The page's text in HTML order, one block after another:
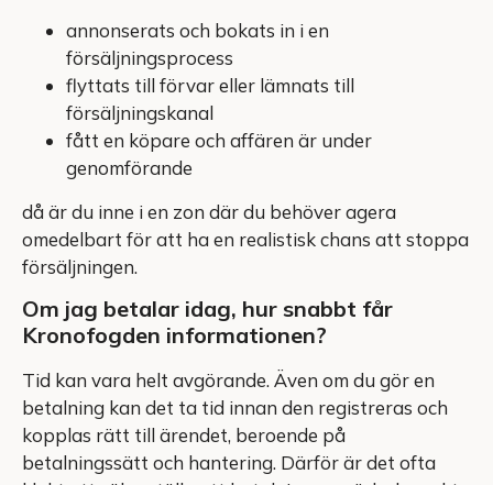
annonserats och bokats in i en
försäljningsprocess
flyttats till förvar eller lämnats till
försäljningskanal
fått en köpare och affären är under
genomförande
då är du inne i en zon där du behöver agera
omedelbart för att ha en realistisk chans att stoppa
försäljningen.
Om jag betalar idag, hur snabbt får
Kronofogden informationen?
Tid kan vara helt avgörande. Även om du gör en
betalning kan det ta tid innan den registreras och
kopplas rätt till ärendet, beroende på
betalningssätt och hantering. Därför är det ofta